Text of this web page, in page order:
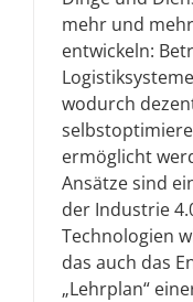
mehr und
entwickeln:
wodurch
ermöglicht
Ansätze sind
der Industrie
Technologien
das auch das
„Lehrplan“